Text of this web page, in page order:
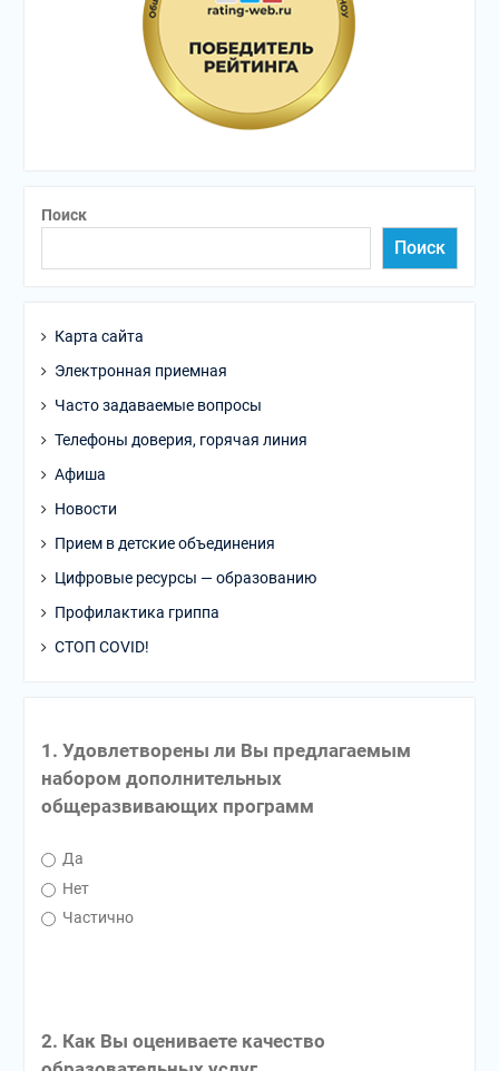
Поиск
Поиск
Карта сайта
Электронная приемная
Часто задаваемые вопросы
Телефоны доверия, горячая линия
Афиша
Новости
Прием в детские объединения
Цифровые ресурсы — образованию
Профилактика гриппа
СТОП COVID!
1. Удовлетворены ли Вы предлагаемым
набором дополнительных
общеразвивающих программ
Да
Нет
Частично
2. Как Вы оцениваете качество